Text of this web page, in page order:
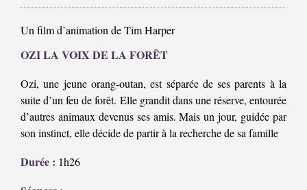
Un film d’animation de Tim Harper
OZI LA VOIX DE LA FORÊT
Ozi, une jeune orang-outan, est séparée de ses parents à la
suite d’un feu de forêt. Elle grandit dans une réserve, entourée
d’autres animaux devenus ses amis. Mais un jour, guidée par
son instinct, elle décide de partir à la recherche de sa famille
Durée : 1h26